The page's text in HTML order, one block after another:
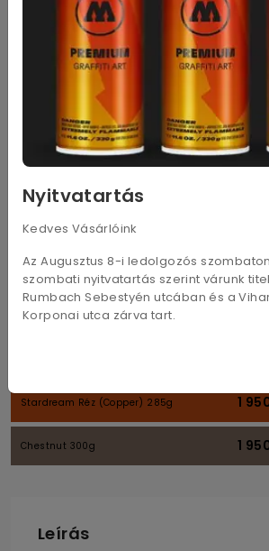
Nyitvatartás
Kedves Vásárlóink
Az Augusztus 8-i ledolgozós
szombati nyitvatartás szerint várunk
Rumbach Sebestyén utcában és a
Korponai utca zárva tart.
Sötétkék (Electric blue) 300g
Blue steel 300g
Stardream Lagoon 285g 1
Peacock 300g
White Silver 300g
Antimon (Lustre) 300g 1
Galvanised 300g
Stardream Réz (Copper) 285g 1
Chestnut 300g 1
Leírás